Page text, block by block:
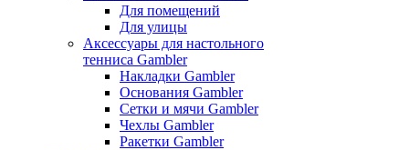
Для помещений
Для улицы
Аксессуары для настольного
тенниса Gambler
Накладки Gambler
Основания Gambler
Сетки и мячи Gambler
Чехлы Gambler
Ракетки Gambler